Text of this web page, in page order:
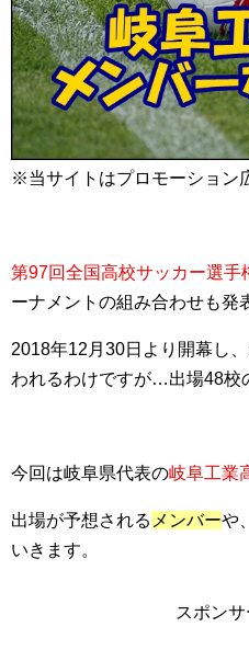
※当サイトはプロモーション
第97回全国高校サッカー選手
ーナメントの組み合わせも発
2018年12月30日より開幕し
われるわけですが…出場48校
今回は岐阜県代表の岐阜工業
出場が予想される メンバーや
いきます。
スポン